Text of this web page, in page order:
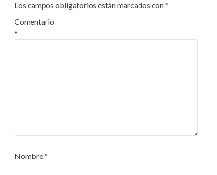
Los campos obligatorios están marcados con*
Comentario
*
Nombre*